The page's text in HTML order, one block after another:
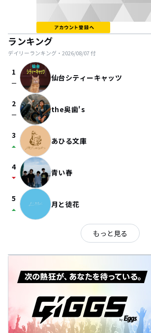
ランキング
デイリーランキング・ 2026/08/07付
1
check_indeterminate_small 仙台シティーキャッツ
2
check_indeterminate_small the奥歯's
3
arrow_drop_up あひる文庫
4
arrow_drop_down 青い春
5
arrow_drop_up 月と徒花
もっと見る